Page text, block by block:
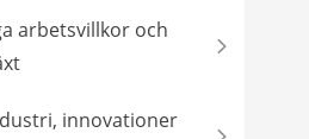
arbetsvillkor och
innovationer